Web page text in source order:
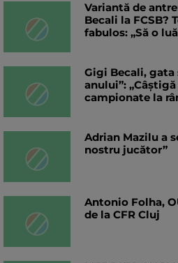
Variantă de
Becali la FCSB?
fabulos: „Să o
Gigi Becali, gata
anului”:
campionate la
Adrian Mazilu a
nostru jucător”
Antonio Folha,
de la CFR Cluj